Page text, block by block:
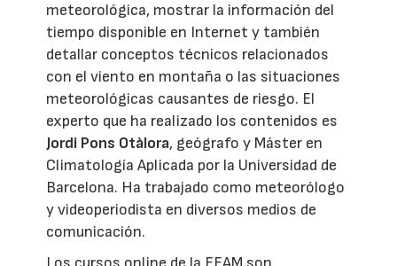
meteorológica, mostrar la información del
tiempo disponible en Internet y también
detallar conceptos técnicos relacionados
con el viento en montaña o las situaciones
meteorológicas causantes de riesgo. El
experto que ha realizado los contenidos es
Jordi Pons Otàlora, geógrafo y Máster en
Climatología Aplicada por la Universidad de
Barcelona. Ha trabajado como meteorólogo
y videoperiodista en diversos medios de
comunicación.